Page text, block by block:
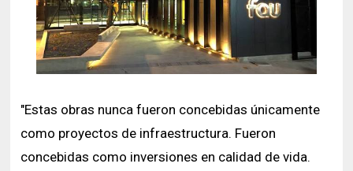
"Estas obras nunca fueron concebidas únicamente
como proyectos de infraestructura. Fueron
concebidas como inversiones en calidad de vida.